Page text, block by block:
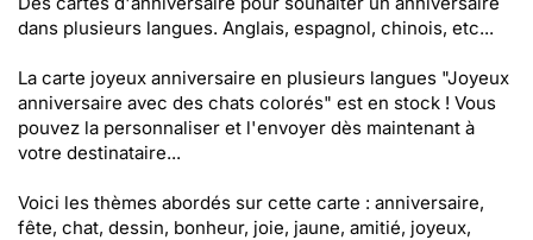
dans plusieurs langues. Anglais, espagnol, chinois, etc...
La carte joyeux anniversaire en plusieurs langues "Joyeux
anniversaire avec des chats colorés" est en stock ! Vous
pouvez la personnaliser et l'envoyer dès maintenant à
votre destinataire...
Voici les thèmes abordés sur cette carte : anniversaire,
fête, chat, dessin, bonheur, joie, jaune, amitié, joyeux,